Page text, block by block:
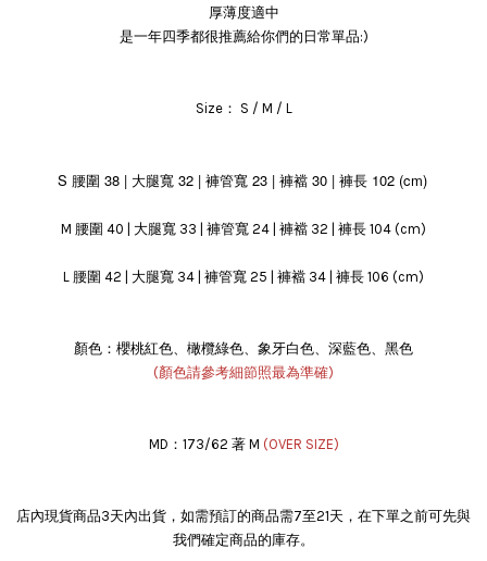
厚薄度適中
是一年四季都很推薦給你們的日常單品:)
Size： S / M / L
S 腰圍 38 | 大腿寬 32 | 褲管寬 23 | 褲襠 30 | 褲長 102 (cm)
M 腰圍 40 | 大腿寬 33 | 褲管寬 24 | 褲襠 32 | 褲長 104 (cm)
L 腰圍 42 | 大腿寬 34 | 褲管寬 25 | 褲襠 34 | 褲長 106 (cm)
顏色：櫻桃紅色、橄欖綠色、象牙白色、深藍色、黑色
(顏色請參考細節照最為準確)
MD：173/62 著 M (OVER SIZE)
店內現貨商品3天內出貨，如需預訂的商品需7至21天，在下單之前可先與
我們確定商品的庫存。